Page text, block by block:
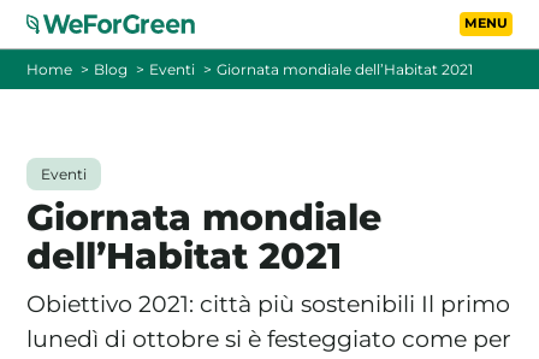
Vai al contenuto
TARIFFE
FOTOVOLTAICO A DISTANZA
Home Blog Eventi Giornata mondiale dell’Habitat 2021
Eventi
Giornata mondiale
dell’Habitat 2021
Obiettivo 2021: città più sostenibili Il primo
lunedì di ottobre si è festeggiato come per